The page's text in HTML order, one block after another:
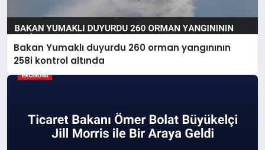
Bakan Yumaklı duyurdu 260 orman yangınının
258i kontrol altında